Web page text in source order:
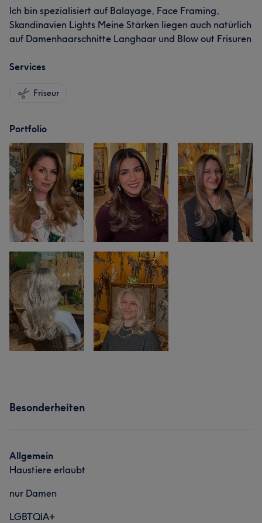
Ich bin spezialisiert auf Balayage, Face Framing,
Skandinavien Lights Meine Stärken liegen auch natürlich
auf Damenhaarschnitte Langhaar und Blow out Frisuren
Services
Friseur
Portfolio
Besonderheiten
Allgemein
Haustiere erlaubt
nur Damen
LGBTQIA+